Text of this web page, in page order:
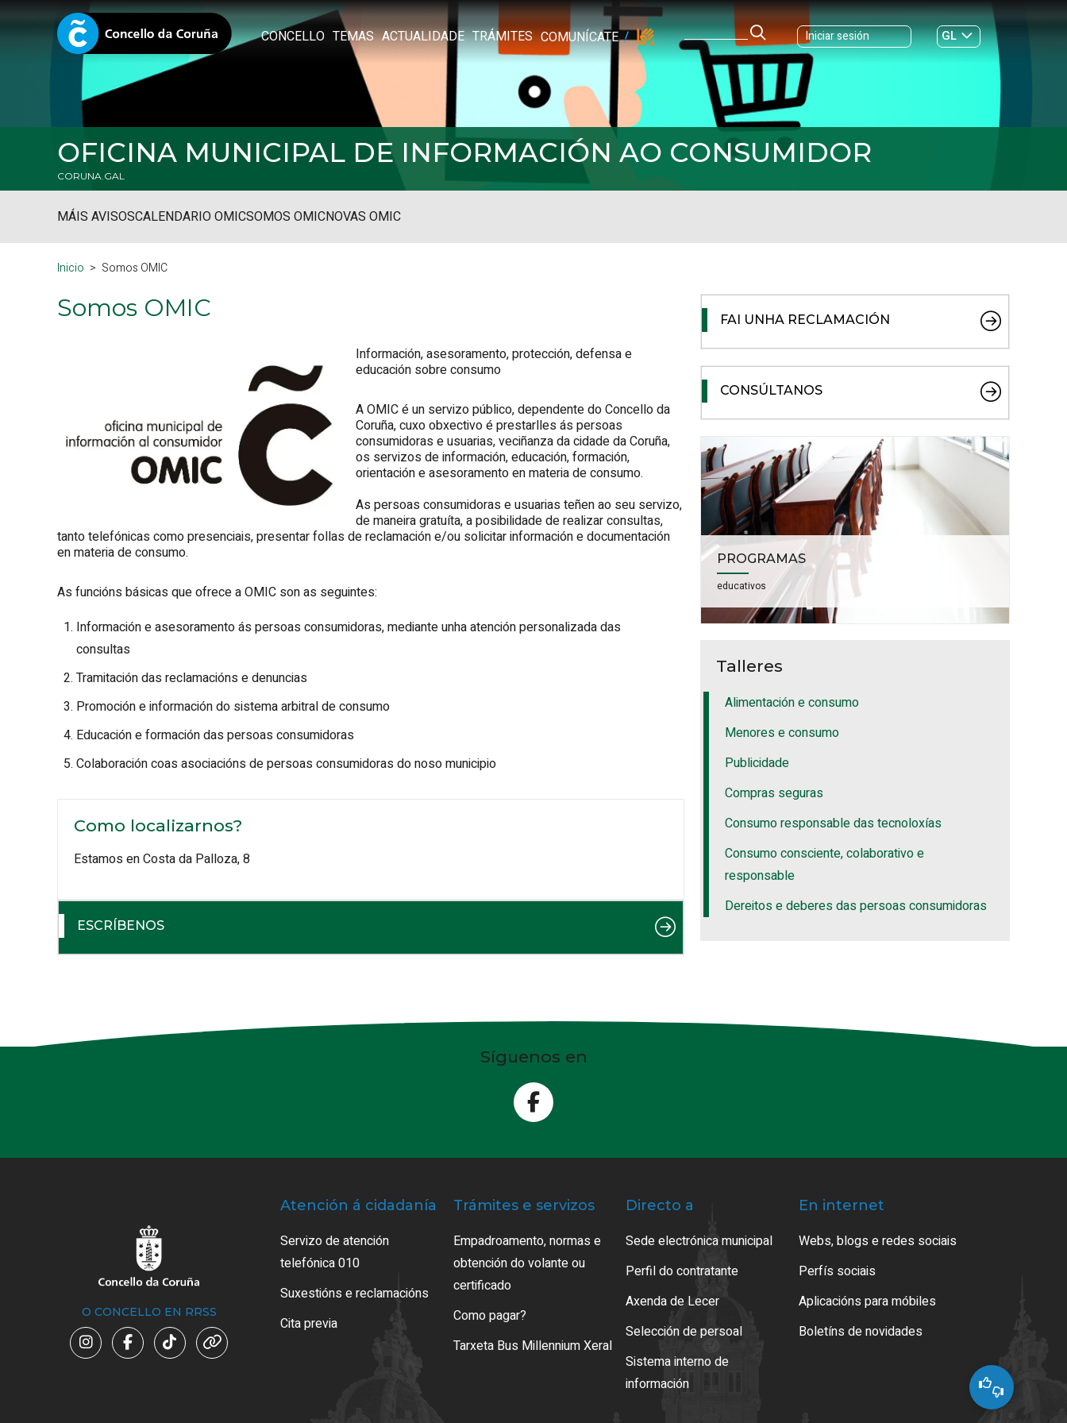
CONCELLO TEMAS ACTUALIDADE TRÁMITES COMUNÍCATE Iniciar sesión
GL
ES|
OFICINA MUNICIPAL DE INFORMACIÓN AO CONSUMIDOR
CORUNA.GAL
MÁIS AVISOSCALENDARIO OMICSOMOS OMICNOVAS OMIC
Inicio Somos OMIC
Somos OMIC
Información, asesoramento, protección, defensa e
educación sobre consumo
A OMIC é un servizo público, dependente do Concello da
Coruña, cuxo obxectivo é prestarlles ás persoas
consumidoras e usuarias, veciñanza da cidade da Coruña,
os servizos de información, educación, formación,
orientación e asesoramento en materia de consumo.
As persoas consumidoras e usuarias teñen ao seu servizo,
de maneira gratuíta, a posibilidade de realizar consultas,
tanto telefónicas como presenciais, presentar follas de reclamación e/ou solicitar información e documentación
en materia de consumo.
As funcións básicas que ofrece a OMIC son as seguintes:
Información e asesoramento ás persoas consumidoras, mediante unha atención personalizada das
consultas
Tramitación das reclamacións e denuncias
Promoción e información do sistema arbitral de consumo
Educación e formación das persoas consumidoras
Colaboración coas asociacións de persoas consumidoras do noso municipio
Como localizarnos?
Estamos en Costa da Palloza, 8
ESCRÍBENOS
FAI UNHA RECLAMACIÓN
CONSÚLTANOS
PROGRAMAS
educativos
Talleres
Alimentación e consumo
Menores e consumo
Publicidade
Compras seguras
Consumo responsable das tecnoloxías
Consumo consciente, colaborativo e
responsable
Dereitos e deberes das persoas consumidoras
Síguenos en
O CONCELLO EN RRSS
Atención á cidadanía
Servizo de atención
telefónica 010
Suxestións e reclamacións
Cita previa
Trámites e servizos
Empadroamento, normas e
obtención do volante ou
certificado
Como pagar?
Tarxeta Bus Millennium Xeral
Directo a
Sede electrónica municipal
Perfil do contratante
Axenda de Lecer
Selección de persoal
Sistema interno de
información
En internet
Webs, blogs e redes sociais
Perfís sociais
Aplicacións para móbiles
Boletíns de novidades